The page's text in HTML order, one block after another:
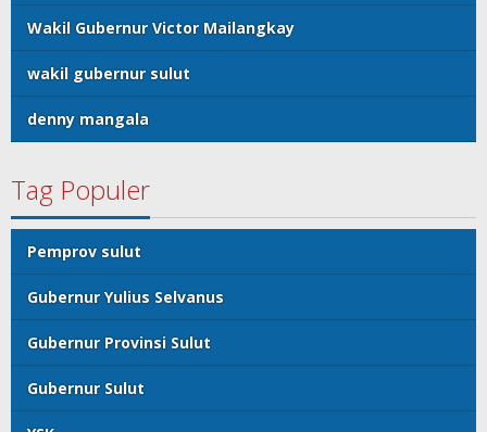
Wakil Gubernur Victor Mailangkay
wakil gubernur sulut
denny mangala
Tag Populer
Pemprov sulut
Gubernur Yulius Selvanus
Gubernur Provinsi Sulut
Gubernur Sulut